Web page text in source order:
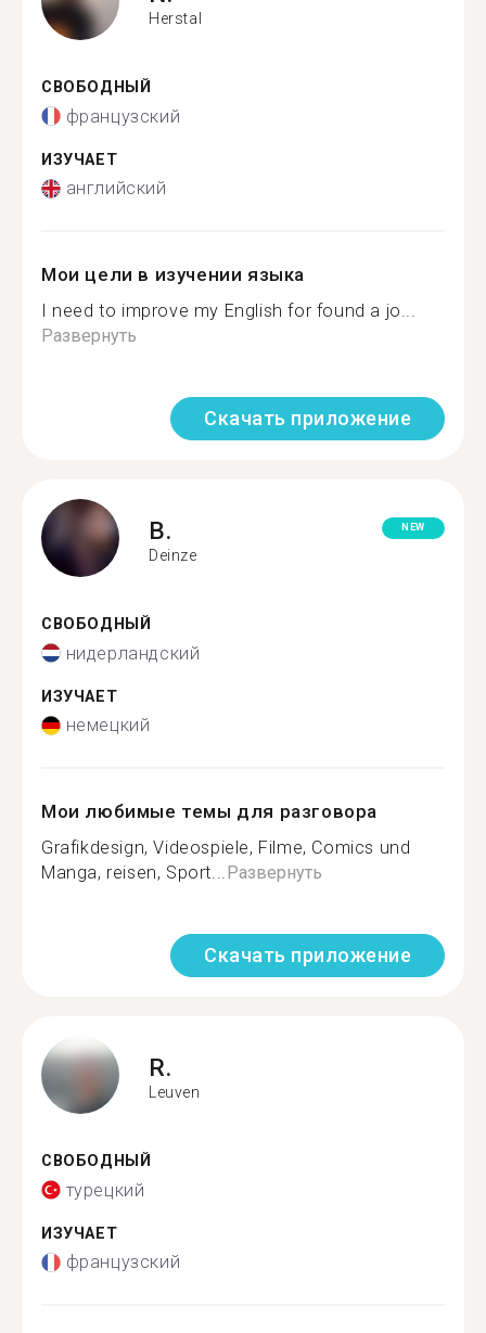
Herstal
СВОБОДНЫЙ
французский
ИЗУЧАЕТ
английский
Мои цели в изучении языка
I need to improve my English for found a jo...
Развернуть
Скачать приложение
B.
Deinze
NEW
СВОБОДНЫЙ
нидерландский
ИЗУЧАЕТ
немецкий
Мои любимые темы для разговора
Grafikdesign, Videospiele, Filme, Comics und
Manga, reisen, Sport...Развернуть
Скачать приложение
R.
Leuven
СВОБОДНЫЙ
турецкий
ИЗУЧАЕТ
французский